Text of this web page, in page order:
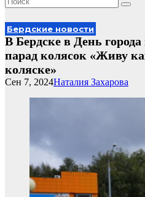
Бердские новости
В Бердске в День
парад колясок «Живу
коляске»
Наталия Захарова
Сен 7, 2024